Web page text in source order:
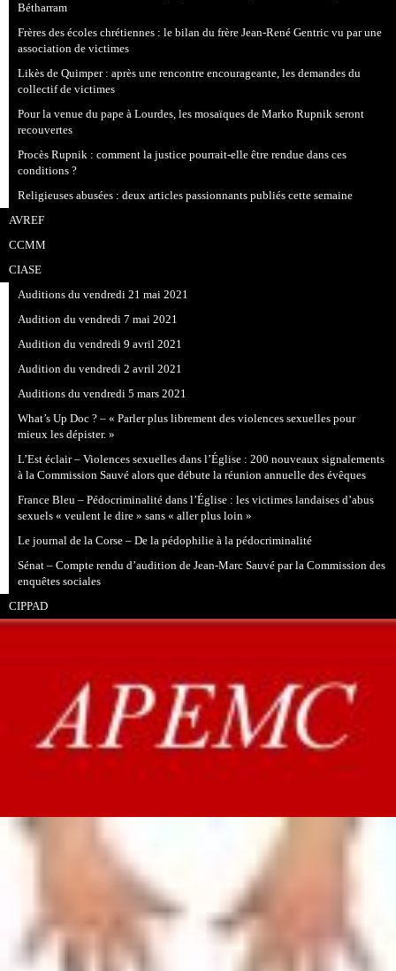
Bétharram
Frères des écoles chrétiennes : le bilan du frère Jean-René Gentric vu par une
association de victimes
Likès de Quimper : après une rencontre encourageante, les demandes du
collectif de victimes
Pour la venue du pape à Lourdes, les mosaïques de Marko Rupnik seront
recouvertes
Procès Rupnik : comment la justice pourrait-elle être rendue dans ces
conditions ?
Religieuses abusées : deux articles passionnants publiés cette semaine
AVREF
CCMM
CIASE
Auditions du vendredi 21 mai 2021
Audition du vendredi 7 mai 2021
Audition du vendredi 9 avril 2021
Audition du vendredi 2 avril 2021
Auditions du vendredi 5 mars 2021
What’s Up Doc ? – « Parler plus librement des violences sexuelles pour
mieux les dépister. »
L’Est éclair – Violences sexuelles dans l’Église : 200 nouveaux signalements
à la Commission Sauvé alors que débute la réunion annuelle des évêques
France Bleu – Pédocriminalité dans l’Église : les victimes landaises d’abus
sexuels « veulent le dire » sans « aller plus loin »
Le journal de la Corse – De la pédophilie à la pédocriminalité
Sénat – Compte rendu d’audition de Jean-Marc Sauvé par la Commission des
enquêtes sociales
CIPPAD